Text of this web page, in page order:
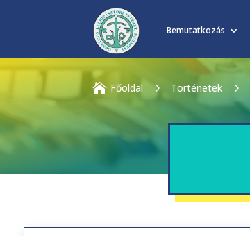
Bemutatkozás
 Főoldal 5 Történetek 5